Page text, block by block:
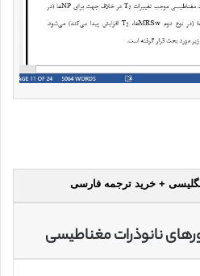
انگلیسی + خرید ترجمه فارسی
نانوذرات مغناطیسی